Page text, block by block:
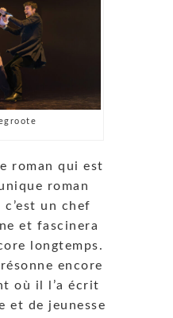
roman qui est
roman
un chef
et fascinera
longtemps.
encore
où il l’a écrit
et de jeunesse